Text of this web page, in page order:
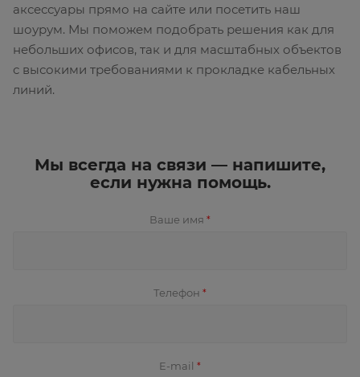
аксессуары прямо на сайте или посетить наш
шоурум. Мы поможем подобрать решения как для
небольших офисов, так и для масштабных объектов
с высокими требованиями к прокладке кабельных
линий.
Мы всегда на связи — напишите,
если нужна помощь.
Ваше имя *
Телефон *
E-mail *